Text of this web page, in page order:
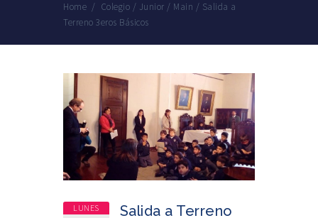
Home / Colegio / Junior / Main / Salida a
Terreno 3eros Básicos
LUNES
Salida a Terreno